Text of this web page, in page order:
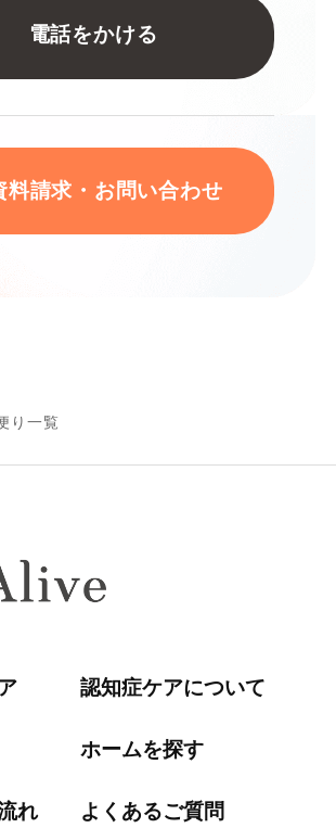
電話をかける
料請求・お問い合わせ
り一覧
認知症ケアについて
ホームを探す
れ よくあるご質問